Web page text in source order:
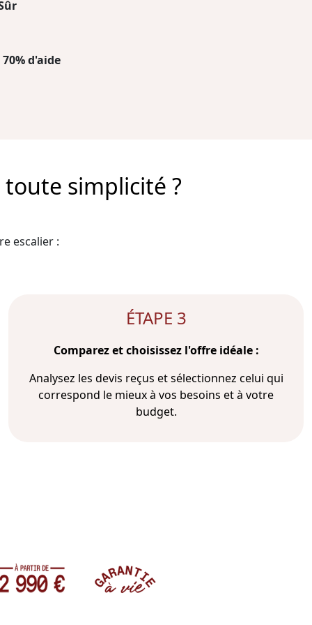
d'aide
simplicité ?
escalier :
ÉTAPE 3
Comparez et choisissez l'offre idéale :
Analysez les devis reçus et sélectionnez celui qui
correspond le mieux à vos besoins et à votre
budget.